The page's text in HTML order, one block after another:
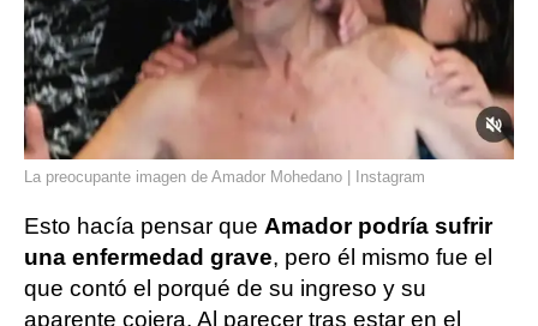
La preocupante imagen de Amador Mohedano | Instagram
Esto hacía pensar que Amador podría sufrir
una enfermedad grave, pero él mismo fue el
que contó el porqué de su ingreso y su
aparente cojera. Al parecer tras estar en el